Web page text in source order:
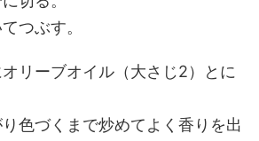
つぶす。
リーブオイル（大さじ2）とに
色づくまで炒めてよく香りを出